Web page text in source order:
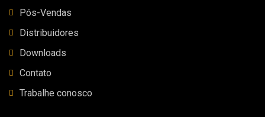
Pós-Vendas
Distribuidores
Downloads
Contato
Trabalhe conosco